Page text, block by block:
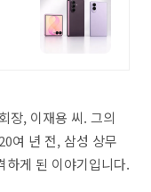
장, 이재용 씨. 그의
여 년 전, 삼성 상무
하게 된 이야기입니다.